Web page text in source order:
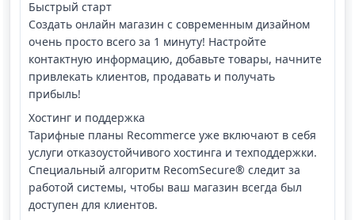
Быстрый старт
Создать онлайн магазин с современным дизайном
очень просто всего за 1 минуту! Настройте
контактную информацию, добавьте товары, начните
привлекать клиентов, продавать и получать
прибыль!
Хостинг и поддержка
Тарифные планы Recommerce уже включают в себя
услуги отказоустойчивого хостинга и техподдержки.
Специальный алгоритм RecomSecure® следит за
работой системы, чтобы ваш магазин всегда был
доступен для клиентов.